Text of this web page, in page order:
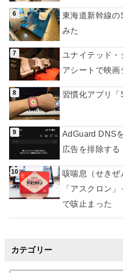
東海道新幹線の
みた
ユナイテッド・
アシートで映画
習慣化アプリ
AdGuard DNS
広告を排除する
咳喘息（せき
「アスクロン
で咳止まった
カテゴリー